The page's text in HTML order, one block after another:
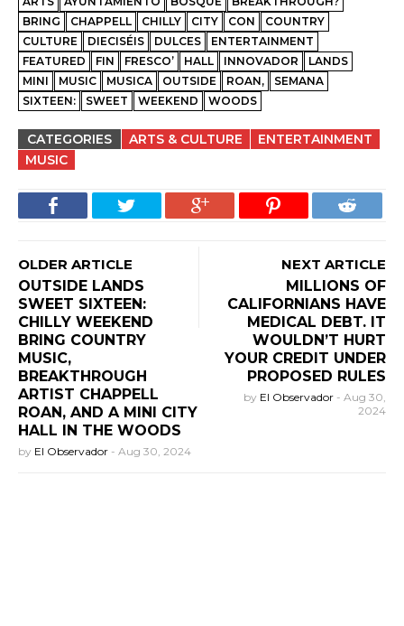
BRING
CHAPPELL CHILLY CITY CON
COUNTRY
CULTURE
DIECISÉIS DULCES
ENTERTAINMENT
FEATURED
FIN FRESCO’ HALL INNOVADOR
LANDS
MINI
MUSIC MUSICA OUTSIDE ROAN,
SEMANA
SIXTEEN:
SWEET WEEKEND WOODS
CATEGORIES ARTS & CULTURE
ENTERTAINMENT
MUSIC
OLDER ARTICLE
OUTSIDE LANDS
SWEET SIXTEEN:
CHILLY WEEKEND
BRING COUNTRY
MUSIC,
BREAKTHROUGH
ARTIST CHAPPELL
ROAN, AND A MINI CITY
HALL IN THE WOODS
by El Observador - Aug 30, 2024
NEXT ARTICLE
MILLIONS OF
CALIFORNIANS HAVE
MEDICAL DEBT. IT
WOULDN’T HURT
YOUR CREDIT UNDER
PROPOSED RULES
by El Observador - Aug 30,
2024